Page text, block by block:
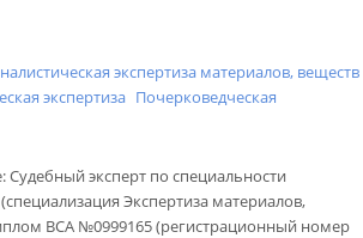
Обратный звонок
экспертиза материалов, веществ
экспертиза Почерковедческая
:Судебный эксперт по специальности
Экспертиза материалов,
ВСА №0999165 (регистрационный номер